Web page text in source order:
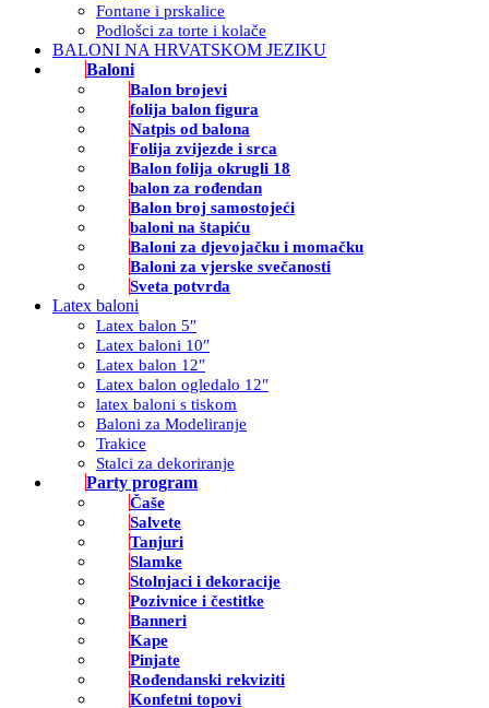
Fontane i prskalice
Podlošci za torte i kolače
BALONI NA HRVATSKOM JEZIKU
Baloni
Balon brojevi
folija balon figura
Natpis od balona
Folija zvijezde i srca
Balon folija okrugli 18
balon za rođendan
Balon broj samostojeći
baloni na štapiću
Baloni za djevojačku i momačku
Baloni za vjerske svečanosti
Sveta potvrda
Latex baloni
Latex balon 5″
Latex baloni 10″
Latex balon 12″
Latex balon ogledalo 12″
latex baloni s tiskom
Baloni za Modeliranje
Trakice
Stalci za dekoriranje
Party program
Čaše
Salvete
Tanjuri
Slamke
Stolnjaci i dekoracije
Pozivnice i čestitke
Banneri
Kape
Pinjate
Rođendanski rekviziti
Konfetni topovi